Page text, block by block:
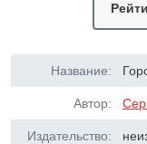
Название:
Автор:
Издательство: